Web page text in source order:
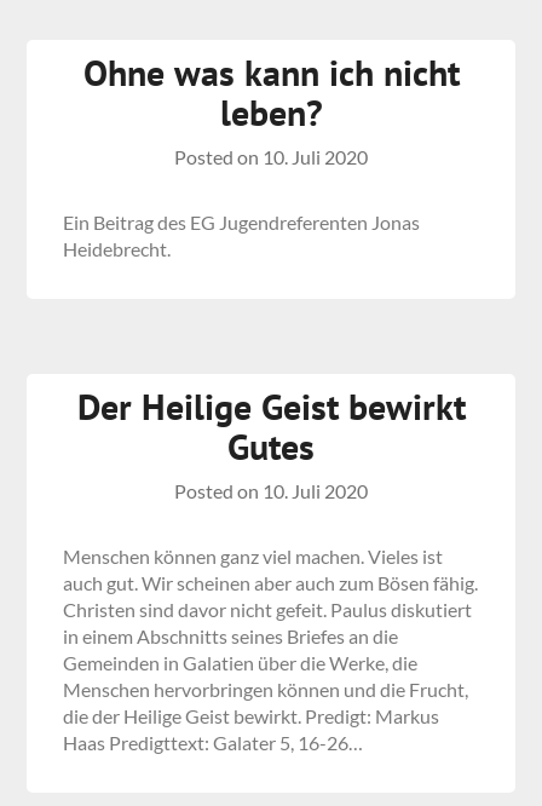
Ohne was kann ich nicht
leben?
Posted on 10. Juli 2020
Ein Beitrag des EG Jugendreferenten Jonas
Heidebrecht.
Der Heilige Geist bewirkt
Gutes
Posted on 10. Juli 2020
Menschen können ganz viel machen. Vieles ist
auch gut. Wir scheinen aber auch zum Bösen fähig.
Christen sind davor nicht gefeit. Paulus diskutiert
in einem Abschnitts seines Briefes an die
Gemeinden in Galatien über die Werke, die
Menschen hervorbringen können und die Frucht,
die der Heilige Geist bewirkt. Predigt: Markus
Haas Predigttext: Galater 5, 16-26…